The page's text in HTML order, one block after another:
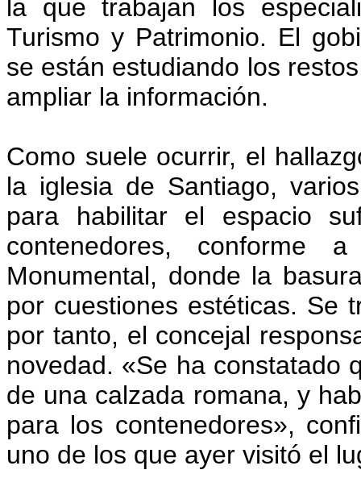
la que trabajan los
Turismo y Patrimonio. El
se están estudiando los
ampliar la información.
Como suele ocurrir, el
la iglesia de Santiago,
para habilitar el espacio
contenedores, conforme
Monumental, donde la
por cuestiones estéticas. Se
por tanto, el concejal
novedad. «Se ha constatado
de una calzada romana, y
para los contenedores»,
uno de los que ayer visitó el